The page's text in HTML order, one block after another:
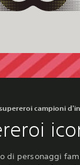
campioni
di personaggi